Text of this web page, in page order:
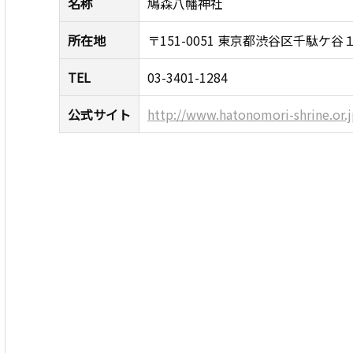
所在地
〒151-0051 東京都渋谷区千駄ケ谷
TEL
03-3401-1284
公式サイト
http://www.hatonomori-